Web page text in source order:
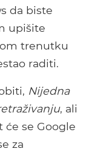
da biste
upišite
trenutku
raditi.
Nijedna
, ali
će se Google
za